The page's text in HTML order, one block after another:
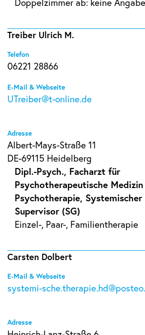
Treiber Ulrich M.
Telefon
06221 28866
E-Mail & Webseite
UTreiber@t-online.de
Adresse
Albert-Mays-Straße 11
DE-69115 Heidelberg
Dipl.-Psych., Facharzt für
Psychotherapeutische Medizin
Psychotherapie, Systemischer
Supervisor (SG)
Einzel-, Paar-, Familientherapie
Carsten Dolbert
E-Mail & Webseite
systemi-
Adresse